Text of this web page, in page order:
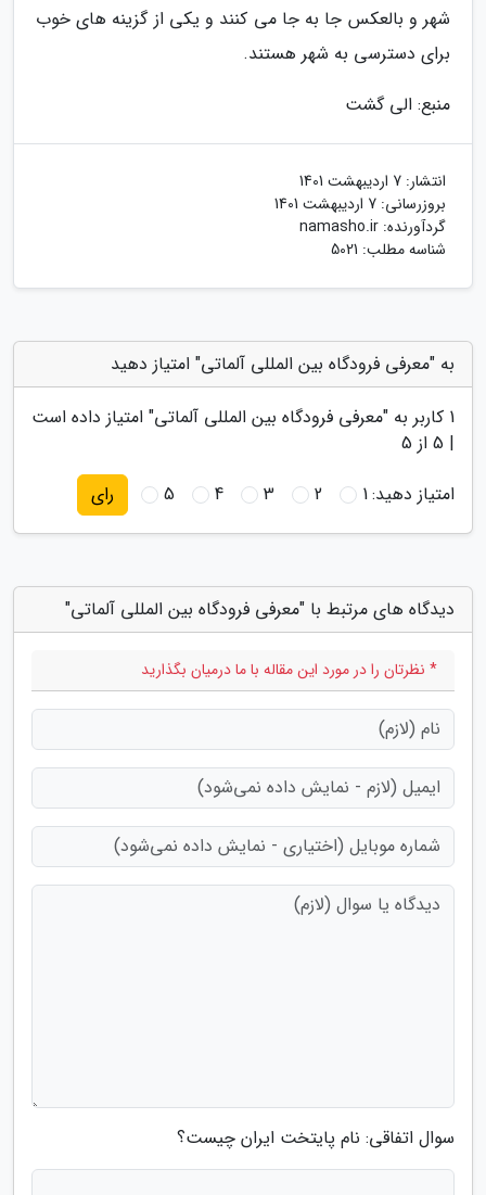
شهر و بالعکس جا به جا می کنند و یکی از گزینه های خوب
برای دسترسی به شهر هستند.
منبع: الی گشت
انتشار: 7 اردیبهشت 1401
بروزرسانی: 7 اردیبهشت 1401
گردآورنده: namasho.ir
شناسه مطلب: 5021
به "معرفی فرودگاه بین المللی آلماتی" امتیاز دهید
1 کاربر به "معرفی فرودگاه بین المللی آلماتی" امتیاز داده است
|
5 از 5
امتیاز دهید:1
2
3
4
5 رای
دیدگاه های مرتبط با "معرفی فرودگاه بین المللی آلماتی"
* نظرتان را در مورد این مقاله با ما درمیان بگذارید
سوال اتفاقی: نام پایتخت ایران چیست؟